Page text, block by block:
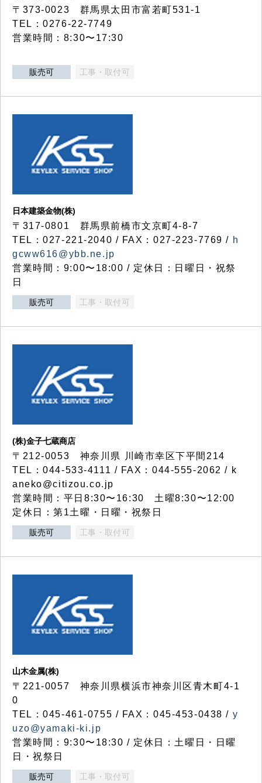
〒373-0023 群馬県太田市富若町531-1
TEL：0276-22-7749
営業時間：8:30〜17:30
販売可 工事・取付可
日本建築金物(株)
〒317‐0801 群馬県前橋市文京町4-8-7
TEL：027-221-2040 / FAX：027-223-7769 / h
gcww616@ybb.ne.jp
営業時間：9:00〜18:00 / 定休日：日曜日・祝祭
日
販売可 工事・取付可
(株)金子七蔵商店
〒212-0053 神奈川県 川崎市幸区下平間214
TEL：044-533-4111 / FAX：044-555-2062 / k
aneko@citizou.co.jp
営業時間：平日8:30〜16:30 土曜8:30〜12:00
定休日：第1土曜・日曜・祝祭日
販売可 工事・取付可
山木金属(株)
〒221-0057 神奈川県横浜市神奈川区青木町4-1
0
TEL：045-461-0755 / FAX：045-453-0438 / y
uzo@yamaki-ki.jp
営業時間：9:30〜18:30 / 定休日：土曜日・日曜
日・祝祭日
販売可 工事・取付可